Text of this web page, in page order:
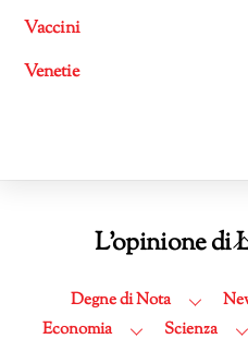
Vaccini
Venetie
L'opinione di
Degne di Nota
Economia
Scienza